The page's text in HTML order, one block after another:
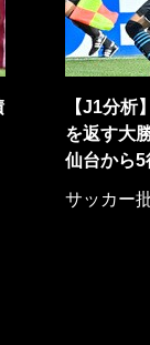
【J1分析
を返す大
仙台から5
サッカー